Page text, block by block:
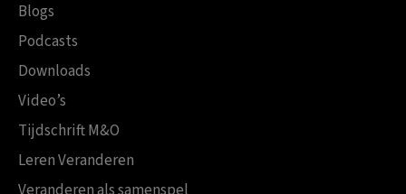
Blogs
Podcasts
Downloads
Video’s
Tijdschrift M&O
Leren Veranderen